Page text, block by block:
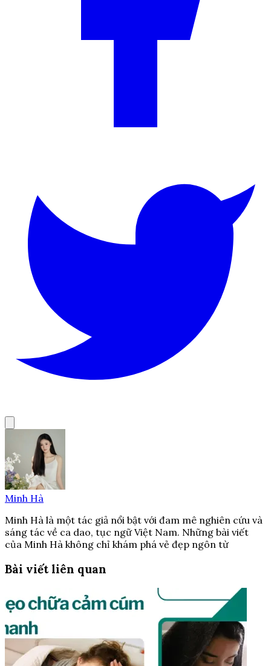
Minh Hà
Minh Hà là một tác giả nổi bật với đam mê nghiên cứu và
sáng tác về ca dao, tục ngữ Việt Nam. Những bài viết
của Minh Hà không chỉ khám phá vẻ đẹp ngôn từ
Bài viết liên quan